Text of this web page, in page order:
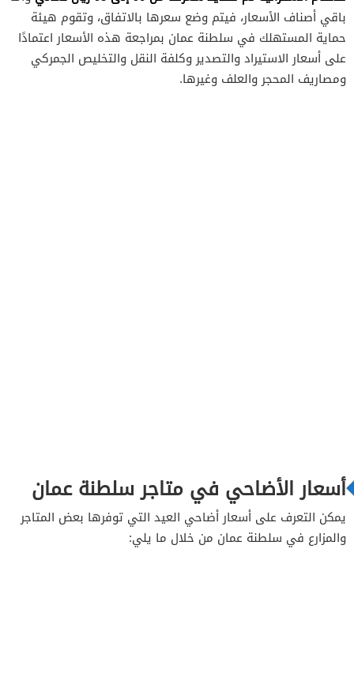
باقي أصناف الأسعار، فيتم وضع سعرها بالاتفاق، وتقوم هيئة
حماية المستهلك في سلطنة عمان بمراجعة هذه الأسعار اعتمادًا
على أسعار الاستيراد والتصدير وكلفة النقل والتخليص الجمركي
ومصاريف المحجر والعلف وغيرها.
أسعار الأضاحي في متاجر سلطنة عمان
يمكن التعرف على أسعار أضاحي العيد التي توفرها بعض المتاجر
والمزارع في سلطنة عمان من خلال ما يلي: